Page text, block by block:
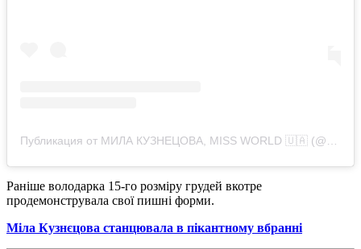
Публикация от МИЛА КУЗНЕЦОВА, MISS WORLD 🇺🇦 (@mila_kuznetsova10)
Раніше володарка 15-го розміру грудей вкотре
продемонструвала свої пишні форми.
Міла Кузнєцова станцювала в пікантному вбранні